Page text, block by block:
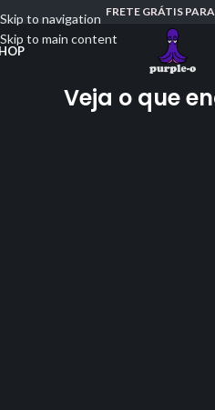
Skip to navigation
Skip to main content
FRETE GRÁTIS
Veja o que